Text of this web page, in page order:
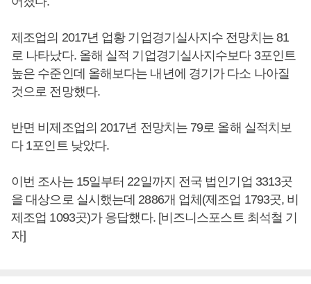
제조업의 2017년 업황 기업경기실사지수 전망치는 81
로 나타났다. 올해 실적 기업경기실사지수보다 3포인트
높은 수준인데 올해보다는 내년에 경기가 다소 나아질
것으로 전망했다.
반면 비제조업의 2017년 전망치는 79로 올해 실적치보
다 1포인트 낮았다.
이번 조사는 15일부터 22일까지 전국 법인기업 3313곳
을 대상으로 실시했는데 2886개 업체(제조업 1793곳, 비
제조업 1093곳)가 응답했다. [비즈니스포스트 최석철 기
자]